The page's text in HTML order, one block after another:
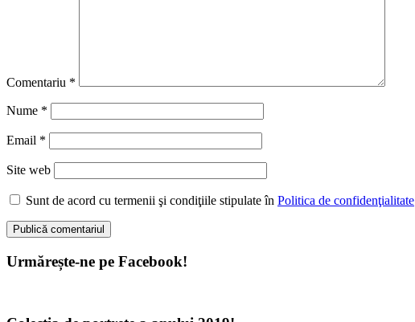
Comentariu *
Nume *
Email *
Site web
Sunt de acord cu termenii şi condiţiile stipulate în Politica de confidenţialitate
Urmărește-ne pe Facebook!